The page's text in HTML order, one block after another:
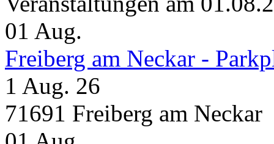
01 Aug.
Freiberg am Neckar -
1 Aug. 26
71691 Freiberg am Neckar